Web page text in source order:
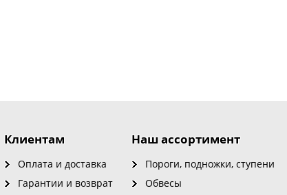
Наш ассортимент
Пороги, подножки, ступени
Обвесы
Клиентам
Оплата и доставка
Гарантии и возврат